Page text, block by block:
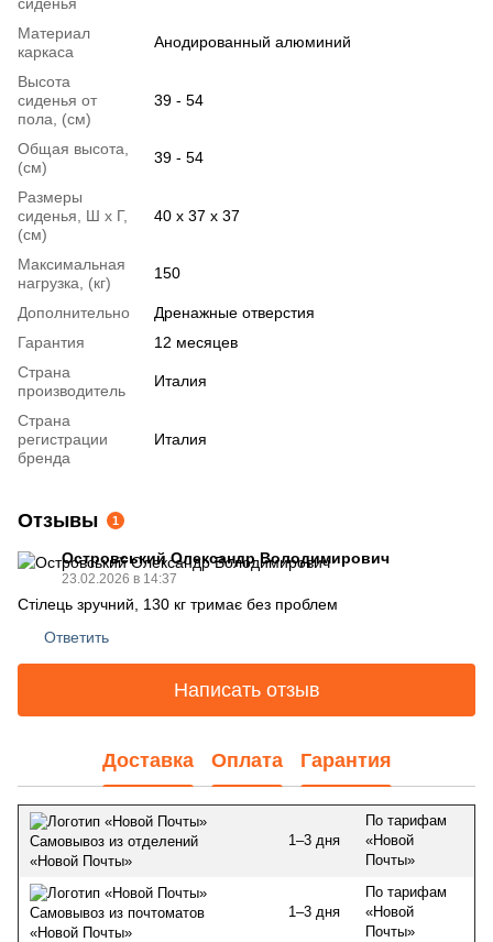
Материал
каркаса
Анодированный алюминий
Высота
сиденья от
пола, (см)
39 - 54
Общая высота,
(см)
39 - 54
Размеры
сиденья, Ш х Г,
(см)
40 х 37 х 37
Максимальная
нагрузка, (кг)
150
Дополнительно
Дренажные отверстия
Гарантия
12 месяцев
Страна
производитель
Италия
Страна
регистрации
бренда
Италия
Отзывы 1
Островський Олександр Володимирович
23.02.2026 в 14:37
Стілець зручний, 130 кг тримає без проблем
Ответить
Написать отзыв
Доставка Оплата Гарантия
Самовывоз из отделений
«Новой Почты»
1–3 дня
По тарифам
«Новой
Почты»
Самовывоз из почтоматов
«Новой Почты»
1–3 дня
По тарифам
«Новой
Почты»